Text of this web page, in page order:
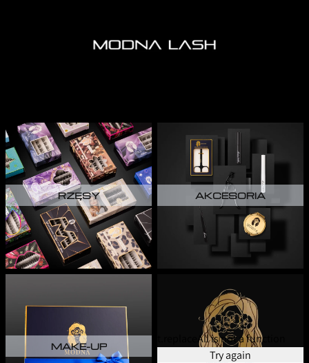
RZĘSY AKCESORIA
MAKE-UP
t.replaceAll is not a function
Try again